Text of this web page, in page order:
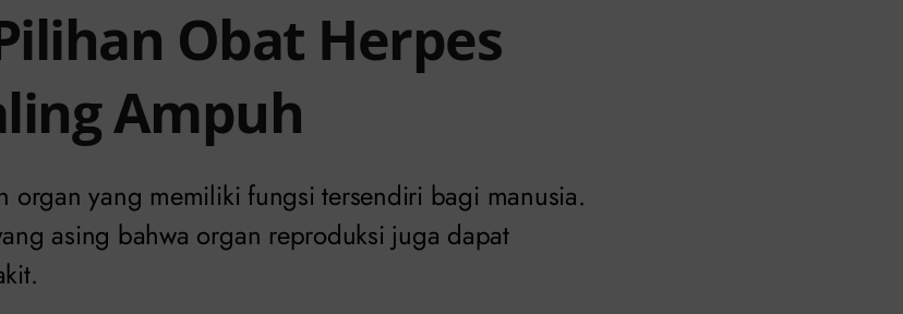
Obat Herpes
Ampuh
organ yang memiliki fungsi tersendiri bagi manusia.
asing bahwa organ reproduksi juga dapat